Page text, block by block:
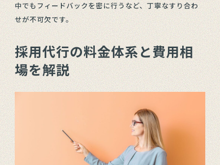
中でもフィードバックを密に行うなど、丁寧なすり合わ
せが不可欠です。
採用代行の料金体系と費用相
場を解説